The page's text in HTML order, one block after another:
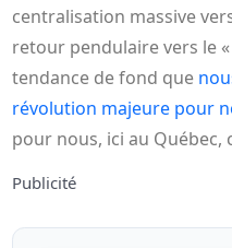
centralisation massive
retour pendulaire vers le
tendance de fond que
révolution majeure pour
pour nous, ici au Québec,
Publicité